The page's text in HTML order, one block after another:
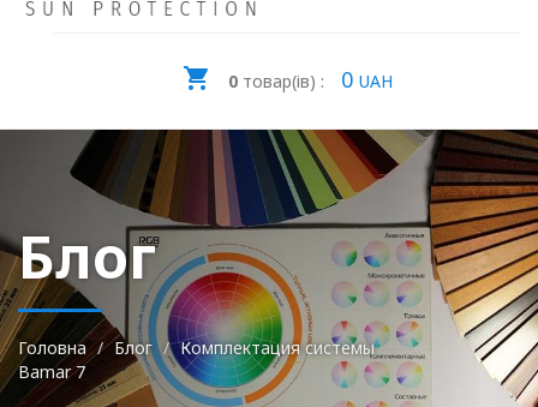
0товар(ів) : 0 UAH
Блог
Головна Блог
Комплектация системы
Bamar 7